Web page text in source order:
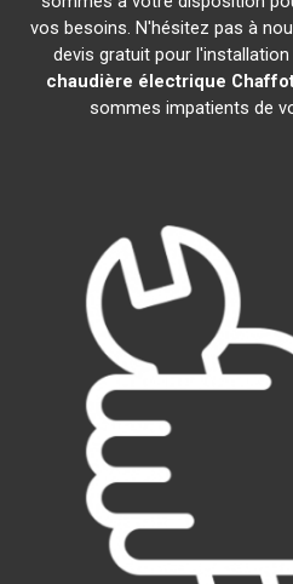
vos besoins. N'hésitez pas à
devis gratuit pour
chaudière électrique
sommes impatients de